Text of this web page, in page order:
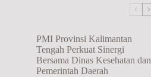
PMI Provinsi Kalimantan
Tengah Perkuat Sinergi
Bersama Dinas Kesehatan dan
Pemerintah Daerah